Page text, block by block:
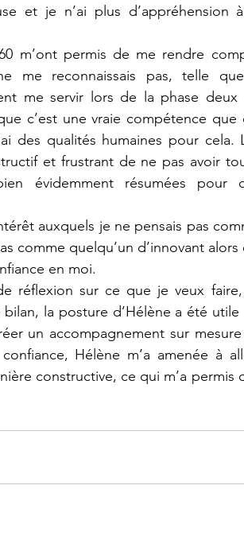
et je n’ai plus d’appréhension
m’ont permis de me rendre
me reconnaissais pas, telle
me servir lors de la phase
c’est une vraie compétence
des qualités humaines pour cela.
et frustrant de ne pas avoir
évidemment résumées pour
auxquels je ne pensais pas
comme quelqu’un d’innovant alors
en moi.
réflexion sur ce que je veux
la posture d’Hélène a été utile
un accompagnement sur
Hélène m’a amenée à
constructive, ce qui m’a permis